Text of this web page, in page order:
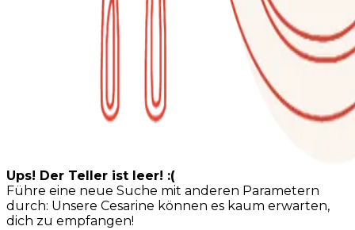
Ups! Der Teller ist leer! :(
Führe eine neue Suche mit anderen Parametern
durch: Unsere Cesarine können es kaum erwarten,
dich zu empfangen!